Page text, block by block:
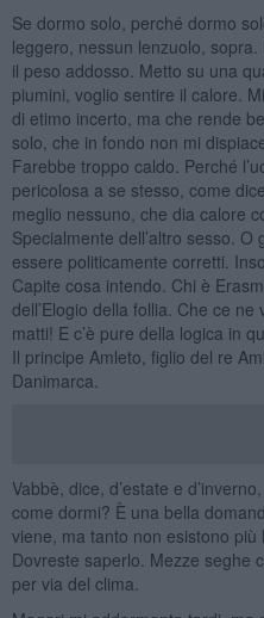
Se dormo solo, perché dormo
leggero, nessun lenzuolo,
il peso addosso. Metto su una
piumini, voglio sentire il calore.
di etimo incerto, ma che rende
solo, che in fondo non mi
Farebbe troppo caldo. Perché
pericolosa a se stesso, come
meglio nessuno, che dia calore
Specialmente dell’altro sesso.
essere politicamente corretti.
Capite cosa intendo. Chi è
dell’Elogio della follia. Che ce
matti! E c’è pure della logica in
Il principe Amleto, figlio del re
Danimarca.
Vabbè, dice, d’estate e
come dormi? È una bella
viene, ma tanto non esistono più
Dovreste saperlo. Mezze seghe
per via del clima.